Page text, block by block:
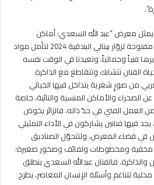
“يمثل معرض “عبد الله السعدي: أماكن
للذاكرة.. أماكن للنسيان” دعوة مفتوحة لزوّار بينالي البندقية 2024 لتأمل مواد
فنياً وجمالياً، وتعيدنا في الوقت نفسه
الفنان تتشابك وتتقاطع مع الذاكرة
من صورٍ شعرية يتداخل فيها الخيالي
الصحراء والأماكن المنسية والنائية، خاصة
العمل الفني في حدّ ذاته، فالزائر يخوض
فيها فنانين يشاركون في الأداء التمثيلي
في فضاء المعرض، ولتتحوّل الصناديق
مخفية ومخطوطات ولفائف وصخور صغيرة؛
والذاكرة. فالفنان عبدالله السعدي ينطلق
تتناغم وأسئلة الإنسان المعاصر، يطرح